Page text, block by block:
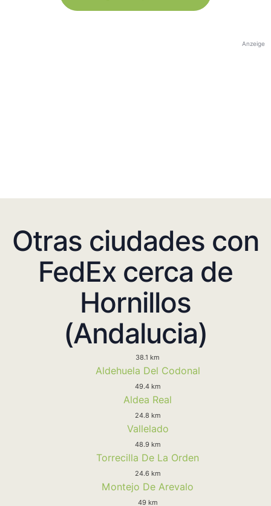
Anzeige
Otras ciudades con
FedEx cerca de
Hornillos
(Andalucia)
38.1 km
Aldehuela Del Codonal
49.4 km
Aldea Real
24.8 km
Vallelado
48.9 km
Torrecilla De La Orden
24.6 km
Montejo De Arevalo
49 km